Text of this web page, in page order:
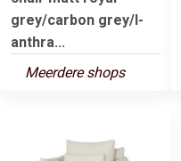
grey/carbon grey/l-
anthra...
Meerdere shops